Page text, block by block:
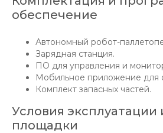
обеспечение
Автономный робот-
Зарядная станция.
ПО для управления и
Мобильное приложение для
Комплект запасных частей.
Условия эксплуатации
площадки